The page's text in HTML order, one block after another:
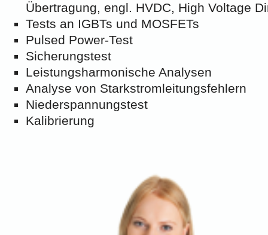
Übertragung, engl. HVDC, High Voltage
Tests an IGBTs und MOSFETs
Pulsed Power-Test
Sicherungstest
Leistungsharmonische Analysen
Analyse von Starkstromleitungsfehlern
Niederspannungstest
Kalibrierung